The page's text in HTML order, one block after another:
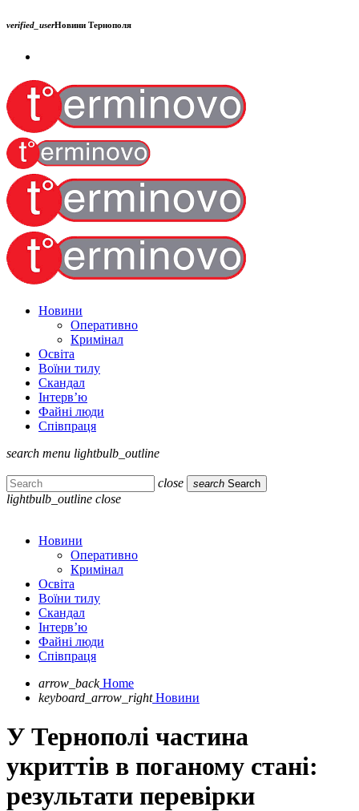
verified_userНовини Тернополя
Новини
Оперативно
Кримінал
Освіта
Воїни тилу
Скандал
Інтерв’ю
Файні люди
Співпраця
search menu lightbulb_outline
close search Search
lightbulb_outline close
Новини
Оперативно
Кримінал
Освіта
Воїни тилу
Скандал
Інтерв’ю
Файні люди
Співпраця
arrow_back Home
keyboard_arrow_right Новини
У Тернополі частина
укриттів в поганому стані:
результати перевірки